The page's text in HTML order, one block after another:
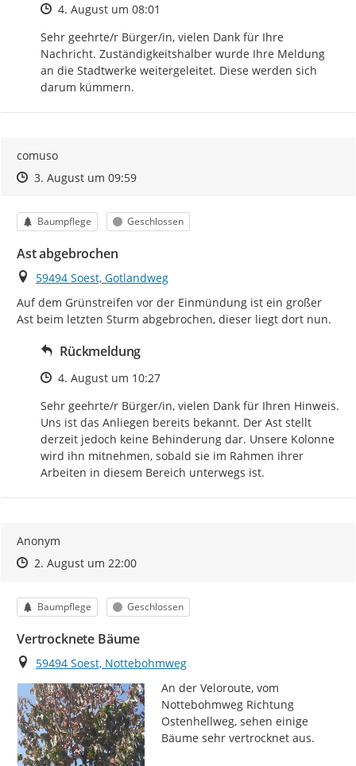
Zeitpunkt des Erstellens
4. August um 08:01
Sehr geehrte/r Bürger/in, vielen Dank für Ihre
Nachricht. Zuständigkeitshalber wurde Ihre Meldung
an die Stadtwerke weitergeleitet. Diese werden sich
darum kümmern.
comuso
Zeitpunkt des Erstellens
Zeitpunkt des Erstellens
3. August um 09:59Zur Äußerung
Kategorie
Baumpflege Status
Geschlossen
Ast abgebrochen
Ort
59494 Soest, Gotlandweg
Auf dem Grünstreifen vor der Einmündung ist ein großer
Ast beim letzten Sturm abgebrochen, dieser liegt dort nun.
Rückmeldung
Zeitpunkt des Erstellens
4. August um 10:27
Sehr geehrte/r Bürger/in, vielen Dank für Ihren Hinweis.
Uns ist das Anliegen bereits bekannt. Der Ast stellt
derzeit jedoch keine Behinderung dar. Unsere Kolonne
wird ihn mitnehmen, sobald sie im Rahmen ihrer
Arbeiten in diesem Bereich unterwegs ist.
Anonym
Zeitpunkt des Erstellens
Zeitpunkt des Erstellens
2. August um 22:00Zur Äußerung
Kategorie
Baumpflege Status
Geschlossen
Vertrocknete Bäume
Ort
59494 Soest, Nottebohmweg
An der Veloroute, vom
Nottebohmweg Richtung
Ostenhellweg, sehen einige
Bäume sehr vertrocknet aus.